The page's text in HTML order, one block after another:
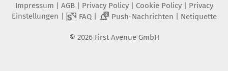
Impressum AGB Privacy Policy| Cookie Policy| Privacy
Einstellungen
FAQ| 2 Push-Nachrichten Netiquette
© 2026 First Avenue GmbH